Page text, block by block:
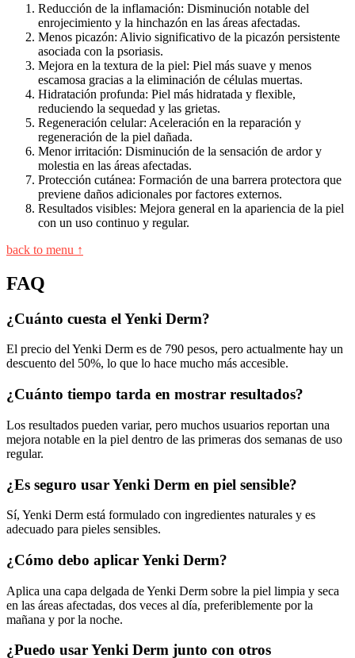
Reducción de la inflamación: Disminución notable del
enrojecimiento y la hinchazón en las áreas afectadas.
Menos picazón: Alivio significativo de la picazón persistente
asociada con la psoriasis.
Mejora en la textura de la piel: Piel más suave y menos
escamosa gracias a la eliminación de células muertas.
Hidratación profunda: Piel más hidratada y flexible,
reduciendo la sequedad y las grietas.
Regeneración celular: Aceleración en la reparación y
regeneración de la piel dañada.
Menor irritación: Disminución de la sensación de ardor y
molestia en las áreas afectadas.
Protección cutánea: Formación de una barrera protectora que
previene daños adicionales por factores externos.
Resultados visibles: Mejora general en la apariencia de la piel
con un uso continuo y regular.
back to menu ↑
FAQ
¿Cuánto cuesta el Yenki Derm?
El precio del Yenki Derm es de 790 pesos, pero actualmente hay un
descuento del 50%, lo que lo hace mucho más accesible.
¿Cuánto tiempo tarda en mostrar resultados?
Los resultados pueden variar, pero muchos usuarios reportan una
mejora notable en la piel dentro de las primeras dos semanas de uso
regular.
¿Es seguro usar Yenki Derm en piel sensible?
Sí, Yenki Derm está formulado con ingredientes naturales y es
adecuado para pieles sensibles.
¿Cómo debo aplicar Yenki Derm?
Aplica una capa delgada de Yenki Derm sobre la piel limpia y seca
en las áreas afectadas, dos veces al día, preferiblemente por la
mañana y por la noche.
¿Puedo usar Yenki Derm junto con otros